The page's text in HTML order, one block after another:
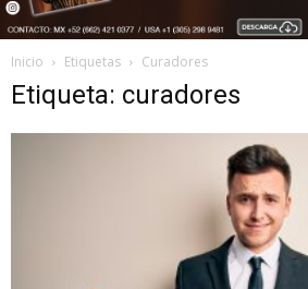
Inicio Etiquetas Curadores
Etiqueta: curadores